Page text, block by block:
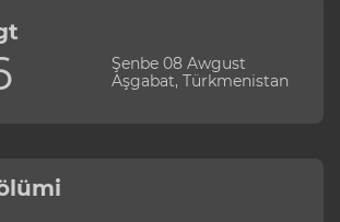
Şenbe 08 Awgust
Aşgabat, Türkmenistan